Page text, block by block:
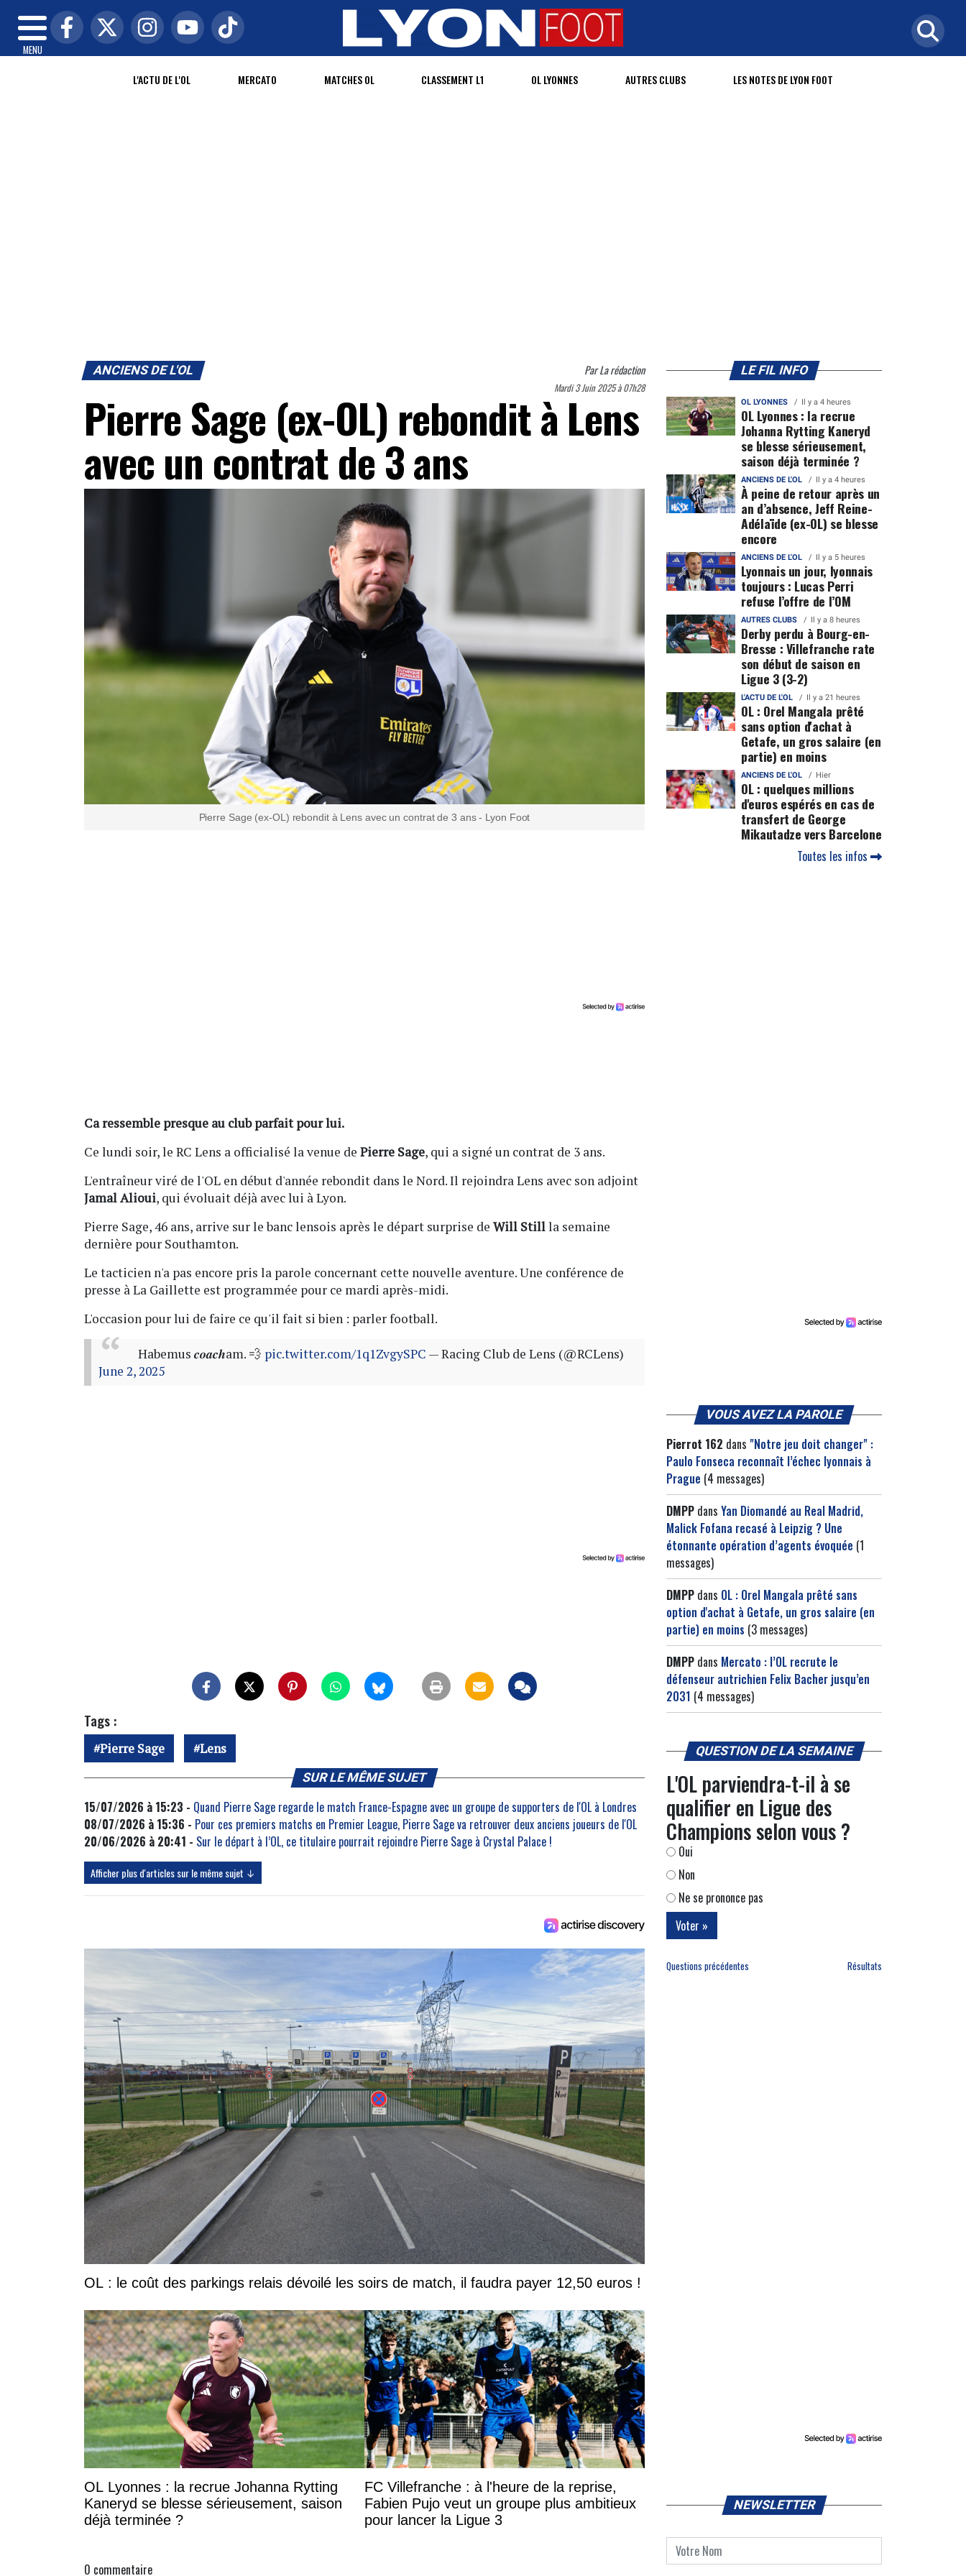
MENU
L'ACTU DE L'OL MERCATO MATCHES OL CLASSEMENT L1 OL LYONNES AUTRES CLUBS LES NOTES DE LYON FOOT
ANCIENS DE L'OL ParLa rédaction
Mardi 3 Juin 2025 à 07h28
Pierre Sage (ex-OL) rebondit à Lens
avec un contrat de 3 ans
Pierre Sage (ex-OL) rebondit à Lens avec un contrat de 3 ans - Lyon Foot
Ca ressemble presque au club parfait pour lui.
Ce lundi soir, le RC Lens a officialisé la venue de Pierre Sage, qui a signé un contrat de 3 ans.
L'entraîneur viré de l'OL en début d'année rebondit dans le Nord. Il rejoindra Lens avec son adjoint
Jamal Alioui, qui évoluait déjà avec lui à Lyon.
Pierre Sage, 46 ans, arrive sur le banc lensois après le départ surprise de Will Stillla semaine
dernière pour Southamton.
Le tacticien n'a pas encore pris la parole concernant cette nouvelle aventure. Une conférence de
presse à La Gaillette est programmée pour ce mardi après-midi.
L'occasion pour lui de faire ce qu'il fait si bien : parler football.
Habemus 𝒄𝒐𝒂𝒄𝒉am. 💨 pic.twitter.com/1q1ZvgySPC — Racing Club de Lens (@RCLens)
June 2, 2025
Tags :
Pierre Sage Lens
SUR LE MÊME SUJET
15/07/2026 à 15:23 - Quand Pierre Sage regarde le match France-Espagne avec un groupe de supporters de l'OL à Londres
08/07/2026 à 15:36 - Pour ces premiers matchs en Premier League, Pierre Sage va retrouver deux anciens joueurs de l'OL
20/06/2026 à 20:41 - Sur le départ à l’OL, ce titulaire pourrait rejoindre Pierre Sage à Crystal Palace !
Afficher plus d'articles sur le même sujet ↓
OL : le coût des parkings relais dévoilé les soirs de match, il faudra payer 12,50 euros !
OL Lyonnes : la recrue Johanna Rytting
Kaneryd se blesse sérieusement, saison
déjà terminée ?
FC Villefranche : à l'heure de la reprise,
Fabien Pujo veut un groupe plus ambitieux
pour lancer la Ligue 3
0 commentaire
LE FIL INFO
OL LYONNES Il y a 4 heures
OL Lyonnes : la recrue
Johanna Rytting Kaneryd
se blesse sérieusement,
saison déjà terminée ?
ANCIENS DE L'OL Il y a 4 heures
À peine de retour après un
an d’absence, Jeff Reine-
Adélaïde (ex-OL) se blesse
encore
ANCIENS DE L'OL Il y a 5 heures
Lyonnais un jour, lyonnais
toujours : Lucas Perri
refuse l’offre de l’OM
AUTRES CLUBS Il y a 8 heures
Derby perdu à Bourg-en-
Bresse : Villefranche rate
son début de saison en
Ligue 3 (3-2)
L'ACTU DE L'OL Il y a 21 heures
OL : Orel Mangala prêté
sans option d'achat à
Getafe, un gros salaire (en
partie) en moins
ANCIENS DE L'OL Hier
OL : quelques millions
d'euros espérés en cas de
transfert de George
Mikautadze vers Barcelone
Toutes les infos
VOUS AVEZ LA PAROLE
Pierrot 162 dans "Notre jeu doit changer" :
Paulo Fonseca reconnaît l’échec lyonnais à
Prague (4 messages)
DMPP dans Yan Diomandé au Real Madrid,
Malick Fofana recasé à Leipzig ? Une
étonnante opération d’agents évoquée (1
messages)
DMPP dans OL : Orel Mangala prêté sans
option d'achat à Getafe, un gros salaire (en
partie) en moins (3 messages)
DMPP dans Mercato : l’OL recrute le
défenseur autrichien Felix Bacher jusqu’en
2031 (4 messages)
QUESTION DE LA SEMAINE
L'OL parviendra-t-il à se
qualifier en Ligue des
Champions selon vous ?
Oui
Non
Ne se prononce pas
Questions précédentes Résultats
NEWSLETTER